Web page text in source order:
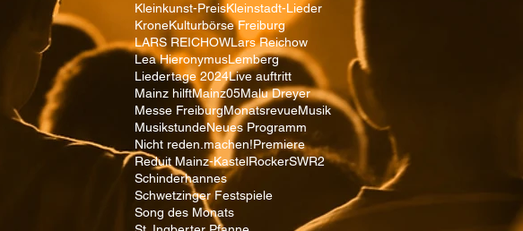
Kleinkunst-PreisKleinstadt-Lieder
KroneKulturbörse Freiburg
LARS REICHOWLars Reichow
Lea HieronymusLemberg
Liedertage 2024Live auftritt
Mainz hilftMainz05Malu Dreyer
Messe FreiburgMonatsrevueMusik
MusikstundeNeues Programm
Nicht reden.machen!Premiere
Reduit Mainz-KastelRockerSWR2
Schinderhannes
Schwetzinger Festspiele
Song des Monats